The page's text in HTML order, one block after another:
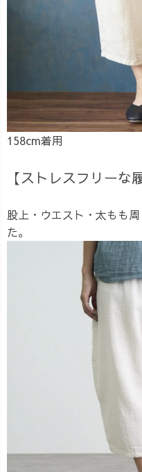
158cm着用
【ストレスフリーな
股上・ウエスト・太もも
た。